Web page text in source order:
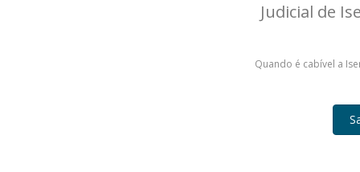
Judicial de
Quando é cabível a